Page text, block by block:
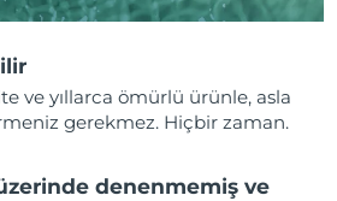
ve yıllarca ömürlü ürünle, asla
gerekmez. Hiçbir zaman.
denenmemiş ve